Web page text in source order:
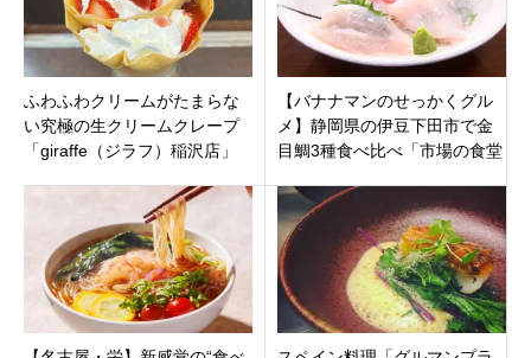
ふわふわクリームがたまらな
い究極の生クリームクレープ
「giraffe（ジラフ）稲沢店」
【バナナマンのせっかくグル
メ】静岡県の伊豆下田市で金
目鯛3種食べ比べ「市場の食堂
の金目鯛も